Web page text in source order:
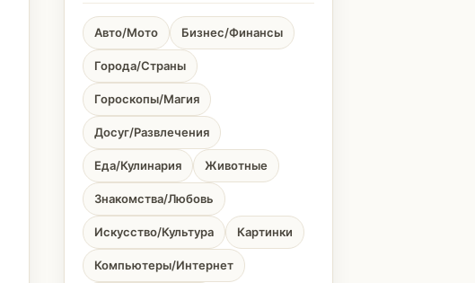
Авто/Мото Бизнес/Финансы
Города/Страны
Гороскопы/Магия
Досуг/Развлечения
Еда/Кулинария Животные
Знакомства/Любовь
Искусство/Культура Картинки
Компьютеры/Интернет